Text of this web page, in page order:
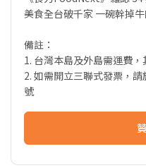
美食全台破千家 一碗幹掉
備註：
1. 台灣本島及外島需運費
2. 如需開立三聯式發票，
號